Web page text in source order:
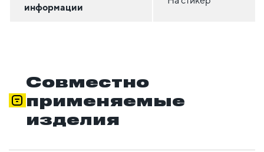
информации
Совместно
применяемые
изделия